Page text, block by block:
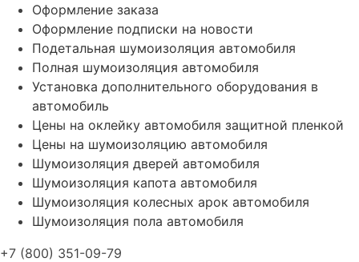
Оформление заказа
Оформление подписки на новости
Подетальная шумоизоляция автомобиля
Полная шумоизоляция автомобиля
Установка дополнительного оборудования в
автомобиль
Цены на оклейку автомобиля защитной пленкой
Цены на шумоизоляцию автомобиля
Шумоизоляция дверей автомобиля
Шумоизоляция капота автомобиля
Шумоизоляция колесных арок автомобиля
Шумоизоляция пола автомобиля
+7 (800) 351-09-79